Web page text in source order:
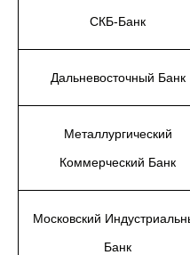
СКБ-Банк
Дальневосточный Банк
Металлургический
Коммерческий Банк
Московский
Банк